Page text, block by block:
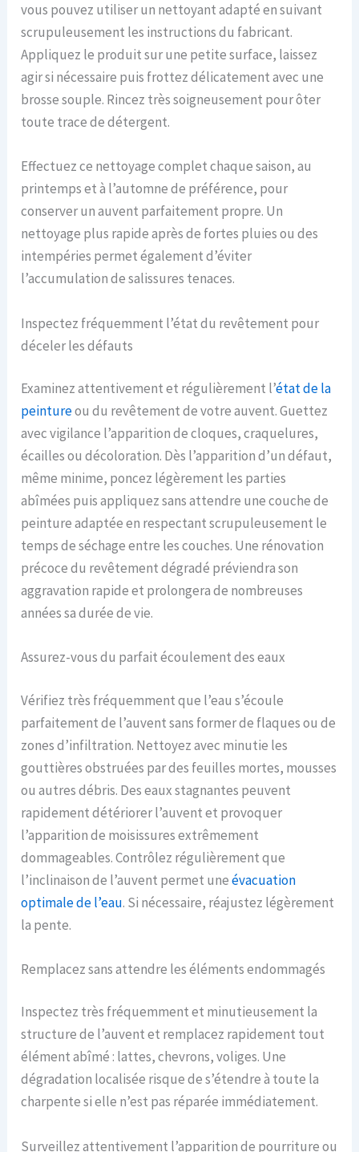
vous pouvez utiliser un nettoyant adapté en suivant
scrupuleusement les instructions du fabricant.
Appliquez le produit sur une petite surface, laissez
agir si nécessaire puis frottez délicatement avec une
brosse souple. Rincez très soigneusement pour ôter
toute trace de détergent.
Effectuez ce nettoyage complet chaque saison, au
printemps et à l’automne de préférence, pour
conserver un auvent parfaitement propre. Un
nettoyage plus rapide après de fortes pluies ou des
intempéries permet également d’éviter
l’accumulation de salissures tenaces.
Inspectez fréquemment l’état du revêtement pour
déceler les défauts
Examinez attentivement et régulièrement l’état de la
peintureou du revêtement de votre auvent. Guettez
avec vigilance l’apparition de cloques, craquelures,
écailles ou décoloration. Dès l’apparition d’un défaut,
même minime, poncez légèrement les parties
abîmées puis appliquez sans attendre une couche de
peinture adaptée en respectant scrupuleusement le
temps de séchage entre les couches. Une rénovation
précoce du revêtement dégradé préviendra son
aggravation rapide et prolongera de nombreuses
années sa durée de vie.
Assurez-vous du parfait écoulement des eaux
Vérifiez très fréquemment que l’eau s’écoule
parfaitement de l’auvent sans former de flaques ou de
zones d’infiltration. Nettoyez avec minutie les
gouttières obstruées par des feuilles mortes, mousses
ou autres débris. Des eaux stagnantes peuvent
rapidement détériorer l’auvent et provoquer
l’apparition de moisissures extrêmement
dommageables. Contrôlez régulièrement que
l’inclinaison de l’auvent permet uneévacuation
optimale de l’eau. Si nécessaire, réajustez légèrement
la pente.
Remplacez sans attendre les éléments endommagés
Inspectez très fréquemment et minutieusement la
structure de l’auvent et remplacez rapidement tout
élément abîmé : lattes, chevrons, voliges. Une
dégradation localisée risque de s’étendre à toute la
charpente si elle n’est pas réparée immédiatement.
Surveillez attentivement l’apparition de pourriture ou